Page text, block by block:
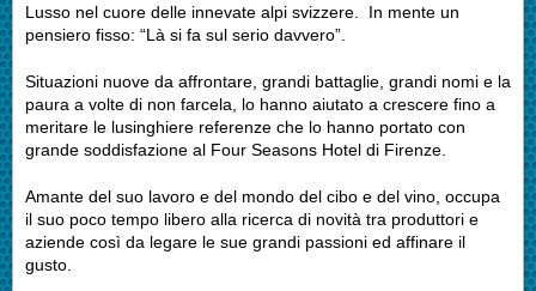
Lusso nel cuore delle innevate alpi svizzere. In mente un
pensiero fisso: “Là si fa sul serio davvero”.
Situazioni nuove da affrontare, grandi battaglie, grandi nomi e la
paura a volte di non farcela, lo hanno aiutato a crescere fino a
meritare le lusinghiere referenze che lo hanno portato con
grande soddisfazione al Four Seasons Hotel di Firenze.
Amante del suo lavoro e del mondo del cibo e del vino, occupa
il suo poco tempo libero alla ricerca di novità tra produttori e
aziende così da legare le sue grandi passioni ed affinare il
gusto.